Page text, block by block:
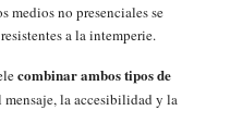
medios no presenciales se
a la intemperie.
combinar ambos tipos de
la accesibilidad y la